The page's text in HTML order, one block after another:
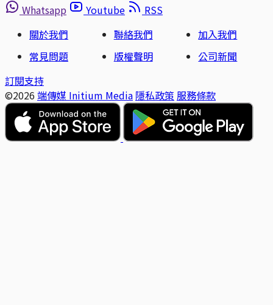
Whatsapp
Youtube
RSS
關於我們
聯絡我們
加入我們
常見問題
版權聲明
公司新聞
訂閱支持
©2026 端傳媒 Initium Media 隱私政策 服務條款